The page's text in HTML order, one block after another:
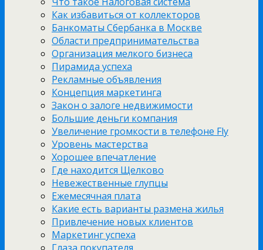
Как избавиться от коллекторов
Банкоматы Сбербанка в Москве
Области предпринимательства
Организация мелкого бизнеса
Пирамида успеха
Рекламные объявления
Концепция маркетинга
Закон о залоге недвижимости
Большие деньги компания
Увеличение громкости в телефоне Fly
Уровень мастерства
Хорошее впечатление
Где находится Щелково
Невежественные глупцы
Ежемесячная плата
Какие есть варианты размена жилья
Привлечение новых клиентов
Маркетинг успеха